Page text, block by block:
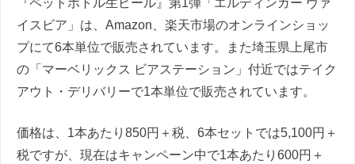
『ペットボトル生ビール』第1弾「エルディンガー ヴァ
イスビア」は、Amazon、楽天市場のオンラインショッ
プにて6本単位で販売されています。また埼玉県上尾市
の「マーベリックス ビアステーション」付近ではテイク
アウト・デリバリーで1本単位で販売されています。
価格は、1本あたり850円＋税、6本セットでは5,100円＋
税ですが、現在はキャンペーン中で1本あたり600円＋